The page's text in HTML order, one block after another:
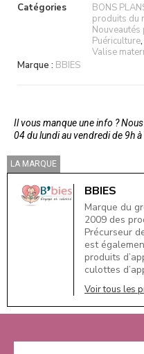
Catégories
BONS
produits du
Puériculture,
Valise
Marque : BBIES
Il vous manque une info ?
04 du lundi au vendredi de 9h à
LA MARQUE
BBIES
Marque du
2009 des
Précurseur
est
produits
culottes
Voir tous les